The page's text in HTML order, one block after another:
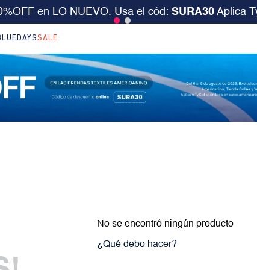
en LO NUEVO. Usa el cód: SURA30 Aplica
SALE
No se encontró ningún producto
¿Qué debo hacer?